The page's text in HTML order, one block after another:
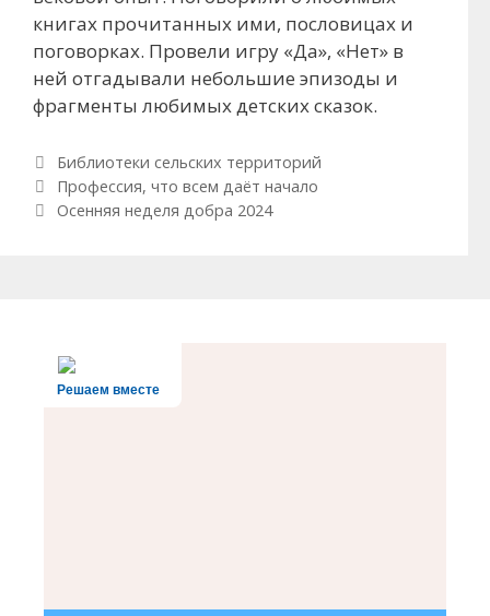
книгах прочитанных ими, пословицах и
поговорках. Провели игру «Да», «Нет» в
ней отгадывали небольшие эпизоды и
фрагменты любимых детских сказок.
Рубрики
Библиотеки сельских территорий
Навигация по записям
Профессия, что всем даёт начало
Осенняя неделя добра 2024
Решаем вместе